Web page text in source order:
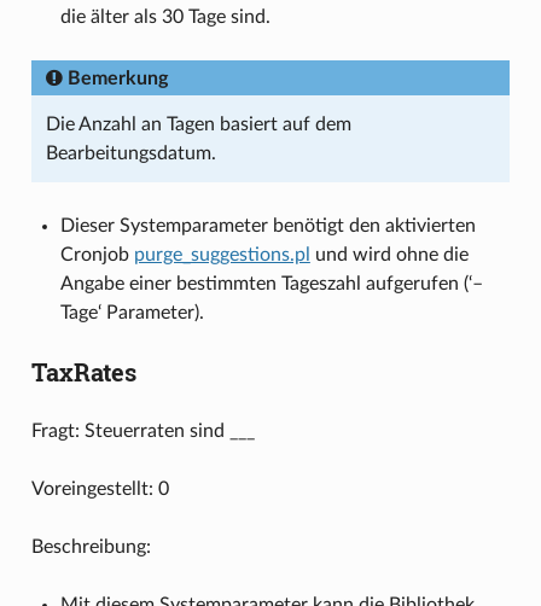
die älter als 30 Tage sind.
Bemerkung
Die Anzahl an Tagen basiert auf dem
Bearbeitungsdatum.
Dieser Systemparameter benötigt den aktivierten
Cronjob purge_suggestions.pl und wird ohne die
Angabe einer bestimmten Tageszahl aufgerufen (‘–
Tage‘ Parameter).
TaxRates
Fragt: Steuerraten sind ___
Voreingestellt: 0
Beschreibung: